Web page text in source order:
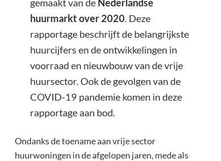
gemaakt van de Nederlandse
huurmarkt over 2020. Deze
rapportage beschrijft de belangrijkste
huurcijfers en de ontwikkelingen in
voorraad en nieuwbouw van de vrije
huursector. Ook de gevolgen van de
COVID-19 pandemie komen in deze
rapportage aan bod.
Ondanks de toename aan vrije sector
huurwoningen in de afgelopen jaren, mede als